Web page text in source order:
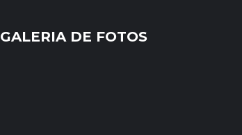
GALERIA DE FOTOS